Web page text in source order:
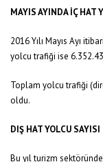
MAYIS AYINDA İÇ HAT
2016 Yılı Mayıs Ayı
yolcu trafiği ise
Toplam yolcu trafiği
oldu.
DIŞ HAT YOLCU
Bu yıl turizm